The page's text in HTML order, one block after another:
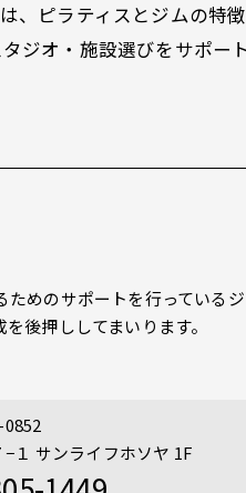
、ピラティスとジムの特
ジオ・施設選びをサポ
めのサポートを行っている
後押ししてまいります。
0852
１ サンライフホソヤ 1F